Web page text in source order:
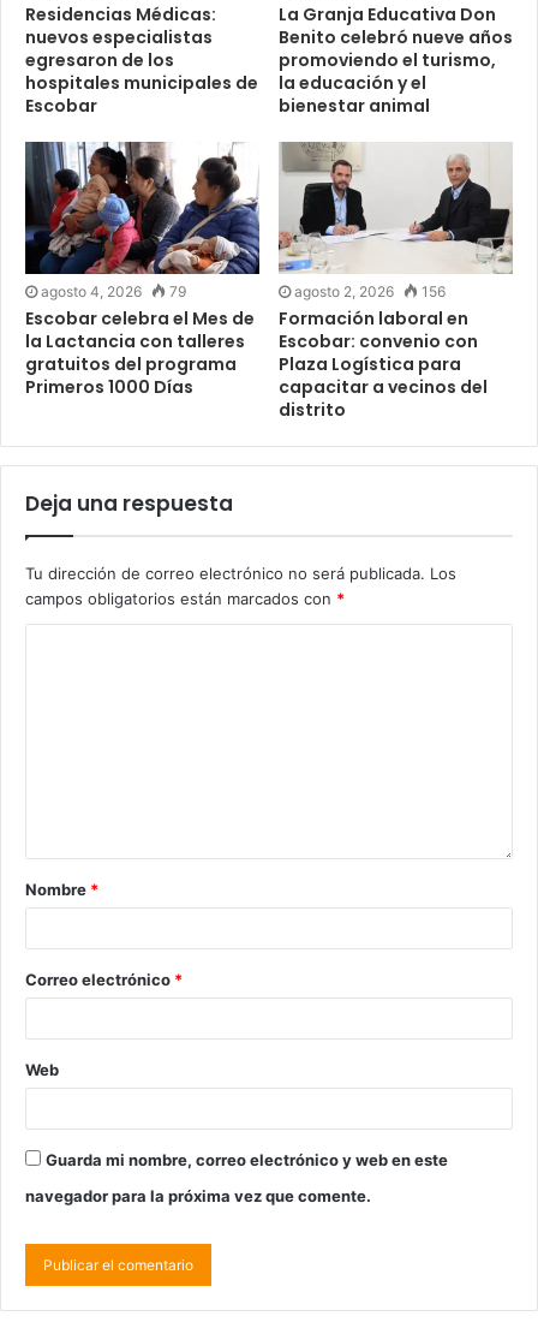
Residencias Médicas:
nuevos especialistas
egresaron de los
hospitales municipales de
Escobar
La Granja Educativa Don
Benito celebró nueve años
promoviendo el turismo,
la educación y el
bienestar animal
agosto 4, 2026 79
Escobar celebra el Mes de
la Lactancia con talleres
gratuitos del programa
Primeros 1000 Días
agosto 2, 2026 156
Formación laboral en
Escobar: convenio con
Plaza Logística para
capacitar a vecinos del
distrito
Deja una respuesta
Tu dirección de correo electrónico no será publicada. Los
campos obligatorios están marcados con *
Nombre *
Correo electrónico *
Web
Guarda mi nombre, correo electrónico y web en este
navegador para la próxima vez que comente.